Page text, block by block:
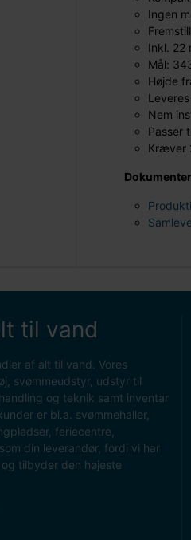
Ingen
Inkl. 22
Mål:
Højde
Nem
Passer
Kræver
Dokumenter
til vand
af alt til vand. Vores
svømmeudstyr, udstyr til
og teknik samt inventar
er bl.a. svømmehaller,
feriecentre,
din leverandør, fordi vi har
tilbyder den højeste